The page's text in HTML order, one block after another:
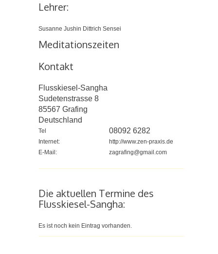
Lehrer:
Susanne Jushin Dittrich Sensei
Meditationszeiten
Kontakt
Flusskiesel-Sangha
Sudetenstrasse 8
85567 Grafing
Deutschland
Tel 08092 6282
Internet:
http://www.zen-praxis.de
E-Mail:
zagrafing@gmail.com
Die aktuellen Termine des
Flusskiesel-Sangha:
Es ist noch kein Eintrag vorhanden.